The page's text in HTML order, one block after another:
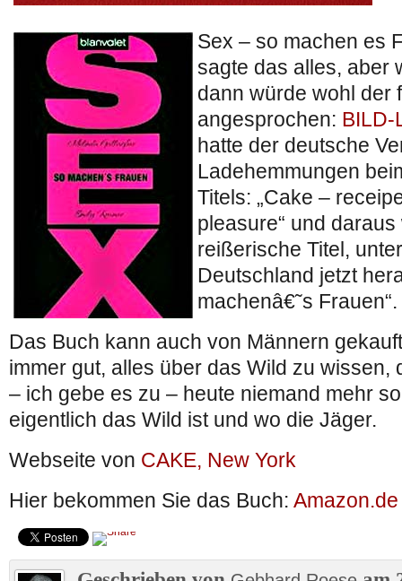
Sex – so machen es
sagte das alles, aber
dann würde wohl der
angesprochen: BILD-
hatte der deutsche
Ladehemmungen
Titels: „Cake –
pleasure“ und
reißerische Titel,
Deutschland jetzt
machenâ€˜s Frauen“.
Das Buch kann auch von Männern
immer gut, alles über das Wild zu wissen,
– ich gebe es zu – heute niemand mehr
eigentlich das Wild ist und wo die Jäger.
Webseite von CAKE, New York
Hier bekommen Sie das Buch: Amazon.de